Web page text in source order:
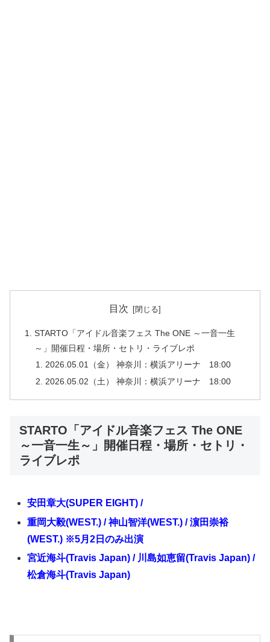
目次
STARTO「アイドル音楽フェス The ONE ～一音一生
～」開催日程・場所・セトリ・ライブレポ
2026.05.01（金） 神奈川：横浜アリーナ 18:00
2026.05.02（土） 神奈川：横浜アリーナ 18:00
STARTO「アイドル音楽フェス The ONE
～一音一生～」開催日程・場所・セトリ・
ライブレポ
安田章大(SUPER EIGHT) /
重岡大毅(WEST.) / 神山智洋(WEST.) / 濵田崇裕
(WEST.) ※5月2日のみ出演
宮近海斗(Travis Japan) / 川島如恵留(Travis Japan) /
松倉海斗(Travis Japan)